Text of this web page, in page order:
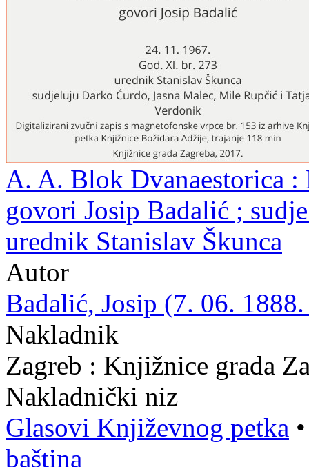
A. A. Blok Dvanaestorica
govori Josip Badalić ;
urednik Stanislav Škunca
Autor
Badalić, Josip (7. 06.
Nakladnik
Zagreb : Knjižnice grada
Nakladnički niz
Glasovi Književnog petka
baština